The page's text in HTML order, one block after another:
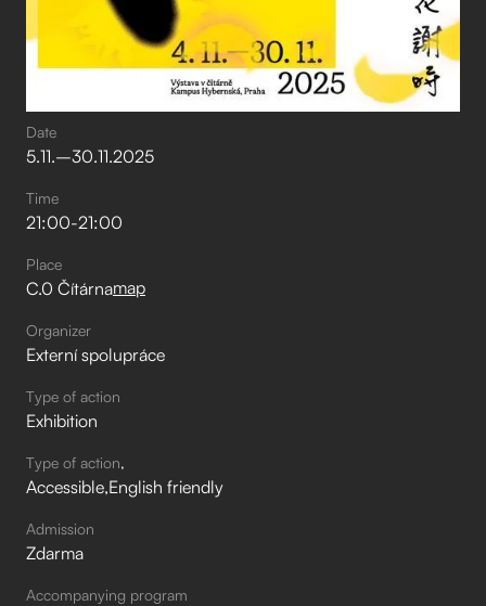
Date
5.11.–⁠30.11.2025
Time
21:00-21:00
Place
C.0 Čítárnamap
Organizer
Externí spolupráce
Type of action
Exhibition
Type of action
Accessible English friendly
Admission
Zdarma
Accompanying program